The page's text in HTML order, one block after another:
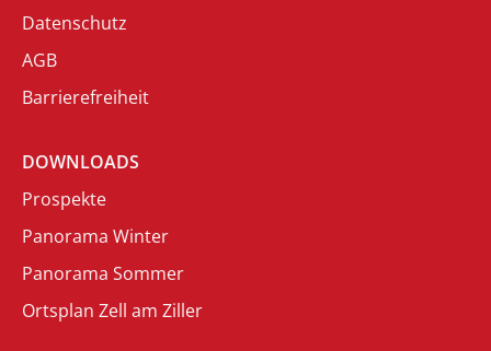
Datenschutz
AGB
Barrierefreiheit
DOWNLOADS
Prospekte
Panorama Winter
Panorama Sommer
Ortsplan Zell am Ziller